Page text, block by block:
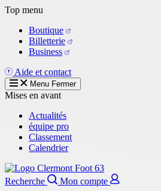
Aller
contenu
principal
Top menu
Boutique
Billetterie
Business
Aide et contact
Menu Fermer
Mises en avant
Actualités
équipe pro
Classement
Calendrier
Recherche
Mon compte